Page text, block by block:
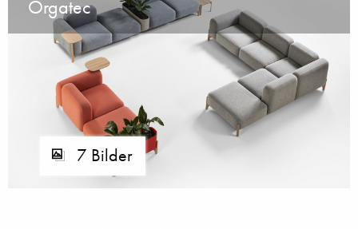
Orgatec
7 Bilder